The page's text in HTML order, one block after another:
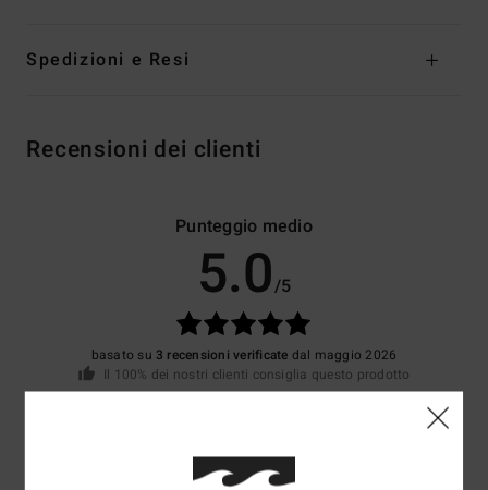
Spedizioni e Resi
Recensioni dei clienti
Punteggio medio
5.0/5
basato su 3 recensioni verificate dal maggio 2026
Il 100% dei nostri clienti consiglia questo prodotto